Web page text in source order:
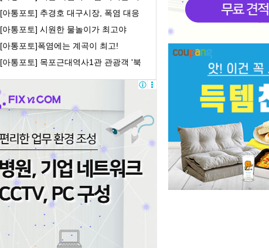
[아통포토] 추경호 대구시장, 폭염 대응
[아통포토] 시원한 물놀이가 최고야
[아통포토]폭염에는 계곡이 최고!
[아통포토] 목포근대역사1관 관광객 '북